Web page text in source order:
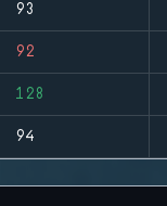
93
92
128
94